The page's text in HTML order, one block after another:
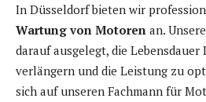
In Düsseldorf bieten wir
Wartung von Motoren an.
darauf ausgelegt, die Lebensdauer
verlängern und die Leistung zu
sich auf unseren Fachmann für